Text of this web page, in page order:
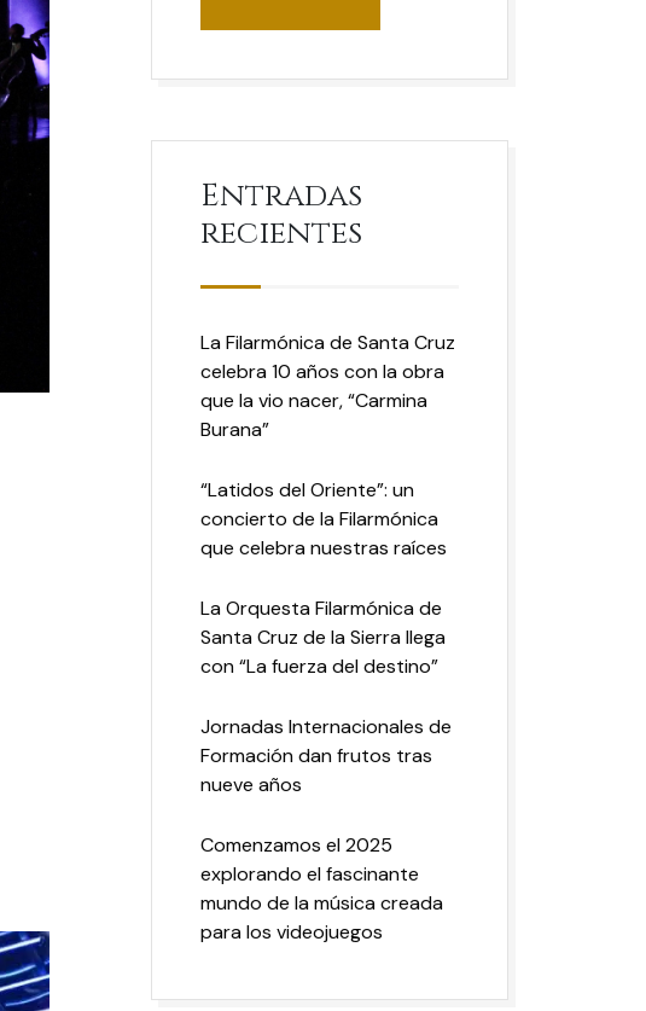
Entradas
recientes
La Filarmónica de Santa Cruz
celebra 10 años con la obra
que la vio nacer, “Carmina
Burana”
“Latidos del Oriente”: un
concierto de la Filarmónica
que celebra nuestras raíces
La Orquesta Filarmónica de
Santa Cruz de la Sierra llega
con “La fuerza del destino”
Jornadas Internacionales de
Formación dan frutos tras
nueve años
Comenzamos el 2025
explorando el fascinante
mundo de la música creada
para los videojuegos